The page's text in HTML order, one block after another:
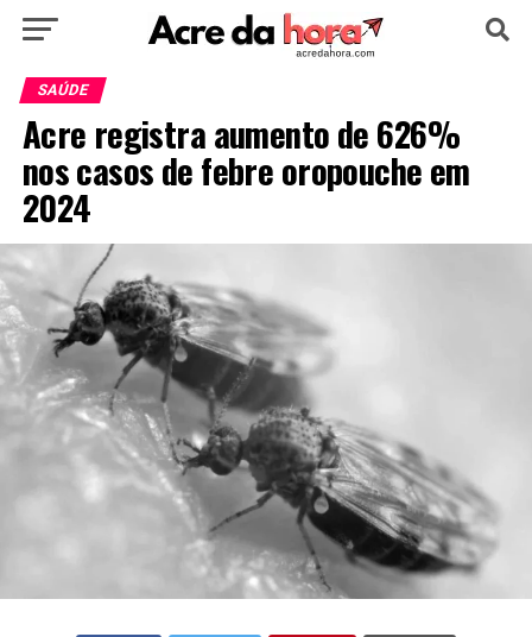
HOME
EDUCAÇÃO NOTÍCIA MUNDO
SAÚDE
Acre registra aumento de 626%
nos casos de febre oropouche em
2024